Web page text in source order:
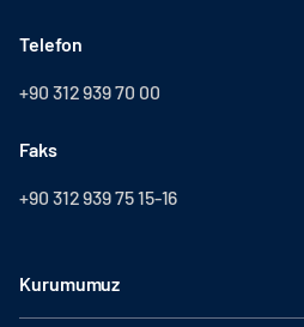
Telefon
+90 312 939 70 00
Faks
+90 312 939 75 15-16
Kurumumuz